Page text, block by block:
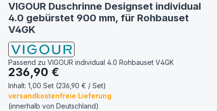
VIGOUR Duschrinne Designset individual
4.0 gebürstet 900 mm, für Rohbauset
V4GK
Passend zu VIGOUR individual 4.0 Rohbauset V4GK
Regulärer Preis:
236,90 €
Inhalt: 1,00 Set (236,90 € / Set)
versandkostenfreie Lieferung
(innerhalb von Deutschland)